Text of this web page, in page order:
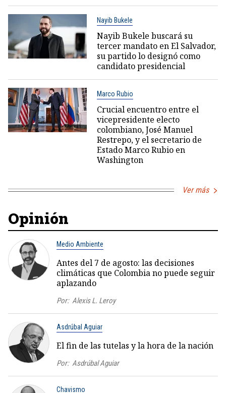
Nayib Bukele
Nayib Bukele buscará su
tercer mandato en El Salvador,
su partido lo designó como
candidato presidencial
Marco Rubio
Crucial encuentro entre el
vicepresidente electo
colombiano, José Manuel
Restrepo, y el secretario de
Estado Marco Rubio en
Washington
Ver más
Opinión
Medio Ambiente
Antes del 7 de agosto: las decisiones
climáticas que Colombia no puede seguir
aplazando
Por: Alexis L. Leroy
Asdrúbal Aguiar
El fin de las tutelas y la hora de la nación
Por: Asdrúbal Aguiar
Chavismo